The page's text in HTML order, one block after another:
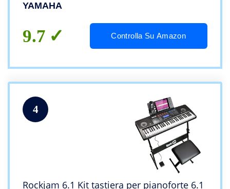
YAMAHA
9.7 Controlla Su Amazon
4
Rockjam 6.1 Kit tastiera per pianoforte 6.1